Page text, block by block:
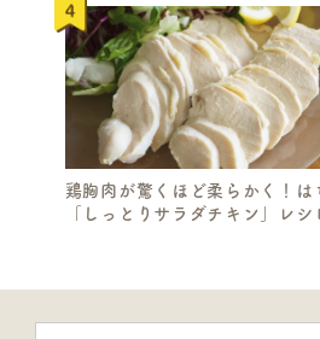
鶏胸肉が驚くほど柔らかく！は
「しっとりサラダチキン」レ